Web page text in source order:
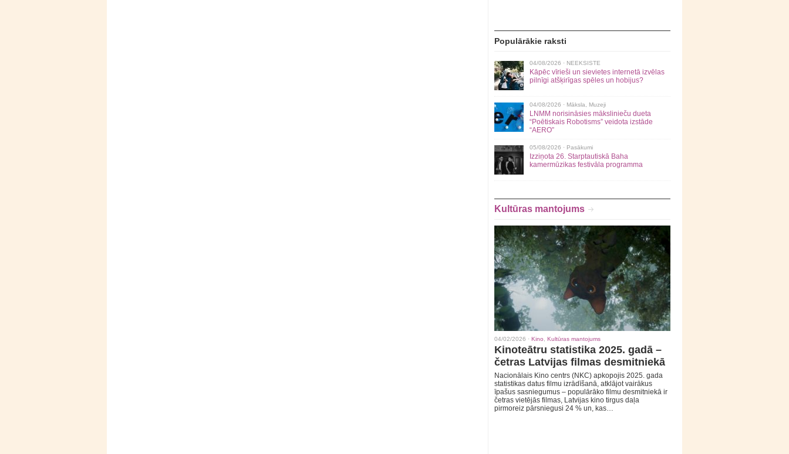
Populārākie raksti
04/08/2026 · NEEKSISTE
Kāpēc vīrieši un sievietes internetā izvēlas
pilnīgi atšķirīgas spēles un hobijus?
04/08/2026 · Māksla Muzeji
LNMM norisināsies mākslinieču dueta
“Poētiskais Robotisms” veidota izstāde
“AERO”
05/08/2026 · Pasākumi
Izziņota 26. Starptautiskā Baha
kamermūzikas festivāla programma
Kultūras mantojums
04/02/2026 · Kino Kultūras mantojums
Kinoteātru statistika 2025. gadā –
četras Latvijas filmas desmitniekā
Nacionālais Kino centrs (NKC) apkopojis 2025. gada
statistikas datus filmu izrādīšanā, atklājot vairākus
īpašus sasniegumus – populārāko filmu desmitniekā ir
četras vietējās filmas, Latvijas kino tirgus daļa
pirmoreiz pārsniegusi 24 % un, kas…